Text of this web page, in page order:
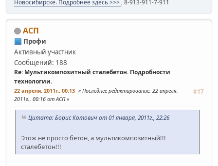
Новосибирске. Подробнее здесь >>> , 8-913-911-7-911
АСП
Профи
Активный участник
Сообщений: 188
Re: Мультикомпозитный сталебетон. Подробности
технологии.
22 апреля, 2011г., 00:13 #17
Последнее редактирование: 22 апреля,
2011г., 00:16 от АСП
Цитата: Борис Котович от 01 января, 2011г., 22:26
Этож не просто бетон, а мультикомпозитный!!!
сталебетон!!!